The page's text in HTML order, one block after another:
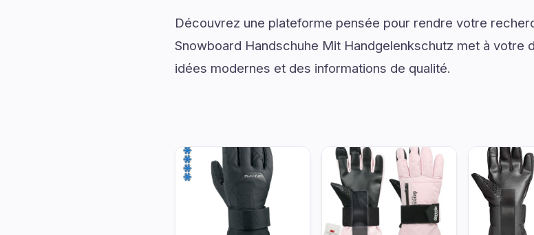
Découvrez une plateforme pensée pour rendre votre
Snowboard Handschuhe Mit Handgelenkschutz met à votre
idées modernes et des informations de qualité.